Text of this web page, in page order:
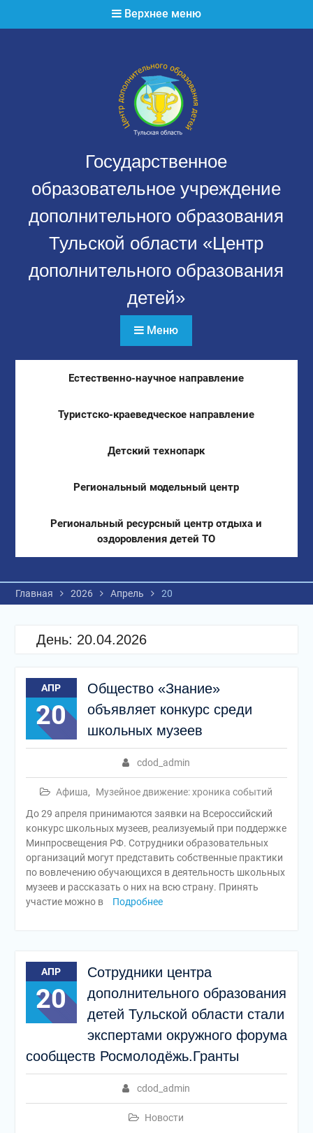
Верхнее меню
Государственное
образовательное учреждение
дополнительного образования
Тульской области «Центр
дополнительного образования
детей»
Меню
Естественно-научное направление
Туристско-краеведческое направление
Детский технопарк
Региональный модельный центр
Региональный ресурсный центр отдыха и
оздоровления детей ТО
Главная 2026 Апрель 20
День: 20.04.2026
АПР
20
Общество «Знание»
объявляет конкурс среди
школьных музеев
cdod_admin
Афиша,
Музейное движение: хроника событий
До 29 апреля принимаются заявки на Всероссийский
конкурс школьных музеев, реализуемый при поддержке
Минпросвещения РФ. Сотрудники образовательных
организаций могут представить собственные практики
по вовлечению обучающихся в деятельность школьных
музеев и рассказать о них на всю страну. Принять
участие можно в
Подробнее
АПР
20
Сотрудники центра
дополнительного образования
детей Тульской области стали
экспертами окружного форума
сообществ Росмолодёжь.Гранты
cdod_admin
Новости